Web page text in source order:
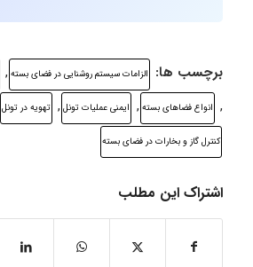
برچسب ها: الزامات سیستم روشنایی در فضای بسته ,
, انواع فضاهای بسته , ایمنی عملیات تونل , تهویه در تونل
کنترل گاز و بخارات در فضای بسته
اشتراک این مطلب